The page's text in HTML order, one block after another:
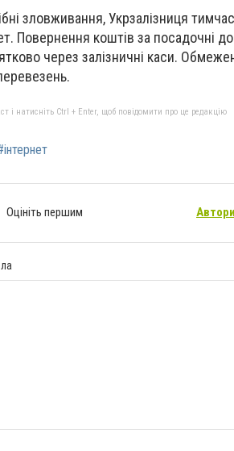
зловживання, Укрзалізниця
Повернення коштів за посадочні
через залізничні каси.
і натисніть Ctrl + Enter, щоб повідомити про це редакцію
Оцініть першим